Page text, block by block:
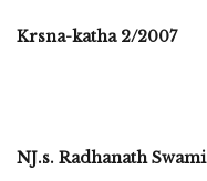
Krsna-katha 2/2007
NJ.s. Radhanath Swami